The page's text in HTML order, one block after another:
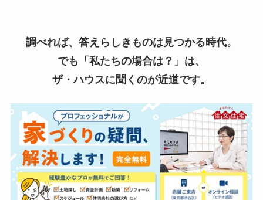
調べれば、答えらしきものは見つかる時代。
でも「私たちの場合は？」は、
ザ・ハウスに聞くのが近道です。